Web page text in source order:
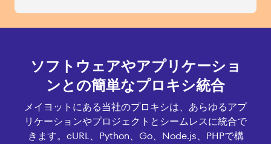
ソフトウェアやアプリケーショ
ンとの簡単なプロキシ統合
メイヨットにある当社のプロキシは、あらゆるアプ
リケーションやプロジェクトとシームレスに統合で
きます。cURL、Python、Go、Node.js、PHPで構